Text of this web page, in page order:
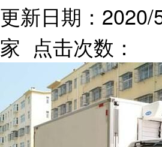
更新日期：
家 点击次数：